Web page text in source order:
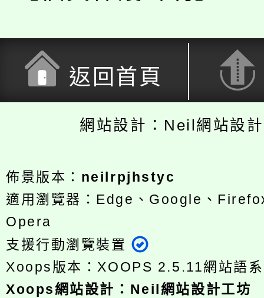
返回首頁
網站設計：Neil網站設
佈景版本： neilrpjhstyc
適用瀏覽器：Edge、Google、
Opera
支援行動瀏覽裝置
Xoops版本： XOOPS 2.5.11網站語
Xoops網站設計 ： Neil網站設計工坊